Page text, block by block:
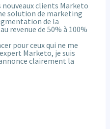
nouveaux clients Marketo
solution de marketing
de la
revenue de 50% à 100%
pour ceux qui ne me
Marketo, je suis
clairement la